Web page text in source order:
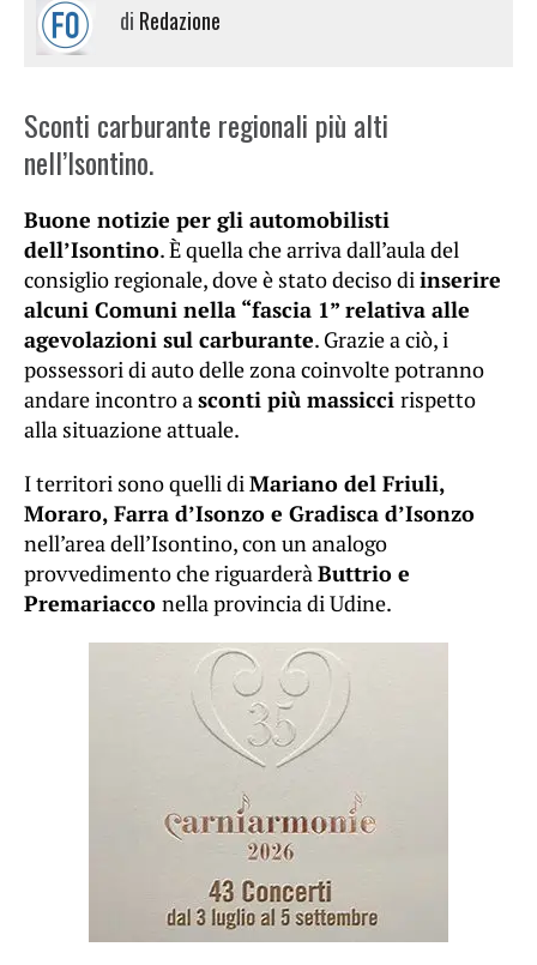
di Redazione
Sconti carburante regionali più alti
nell’Isontino.
Buone notizie per gli automobilisti
dell’Isontino. È quella che arriva dall’aula del
consiglio regionale, dove è stato deciso diinserire
alcuni Comuni nella “fascia 1” relativa alle
agevolazioni sul carburante. Grazie a ciò, i
possessori di auto delle zona coinvolte potranno
andare incontro asconti più massicci rispetto
alla situazione attuale.
I territori sono quelli diMariano del Friuli,
Moraro, Farra d’Isonzo e Gradisca d’Isonzo
nell’area dell’Isontino, con un analogo
provvedimento che riguarderàButtrio e
Premariacco nella provincia di Udine.